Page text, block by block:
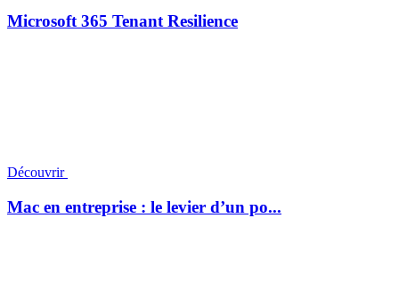
Microsoft 365 Tenant Resilience
Découvrir
Mac en entreprise : le levier d’un po...